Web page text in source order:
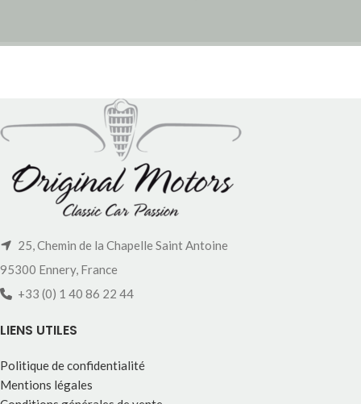
25, Chemin de la Chapelle Saint Antoine
95300 Ennery, France
+33 (0) 1 40 86 22 44
LIENS UTILES
Politique de confidentialité
Mentions légales